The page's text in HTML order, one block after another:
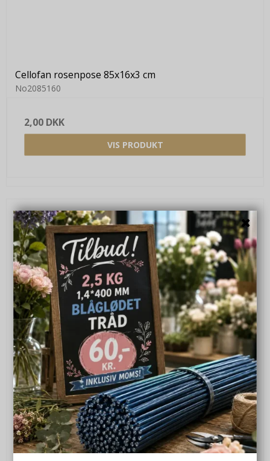
Cellofan rosenpose 85x16x3 cm
No2085160
2,00 DKK
VIS PRODUKT